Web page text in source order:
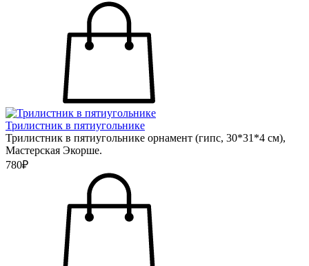
Трилистник в пятиугольнике
Трилистник в пятиугольнике орнамент (гипс, 30*31*4 см),
Мастерская Экорше.
780₽